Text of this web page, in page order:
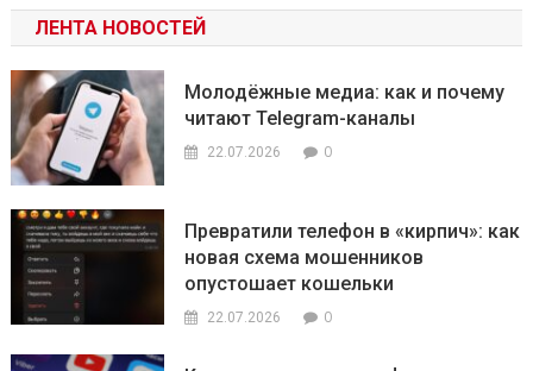
ЛЕНТА НОВОСТЕЙ
Молодёжные медиа: как и почему
читают Telegram-каналы
22.07.2026 0
Превратили телефон в «кирпич»: как
новая схема мошенников
опустошает кошельки
22.07.2026 0